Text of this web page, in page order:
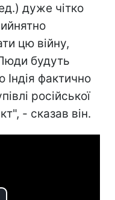
дуже чітко
цю війну,
будуть
Індія фактично
російської
- сказав він.